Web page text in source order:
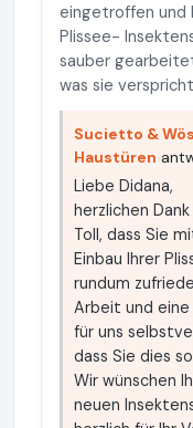
eingetroffen und
Plissee-
sauber
was sie
Sucietto &
Haustüren
Liebe Didana,
herzlichen
Toll, dass Sie
Einbau Ihrer
rundum
Arbeit und
für uns
dass Sie dies
Wir wünschen
neuen